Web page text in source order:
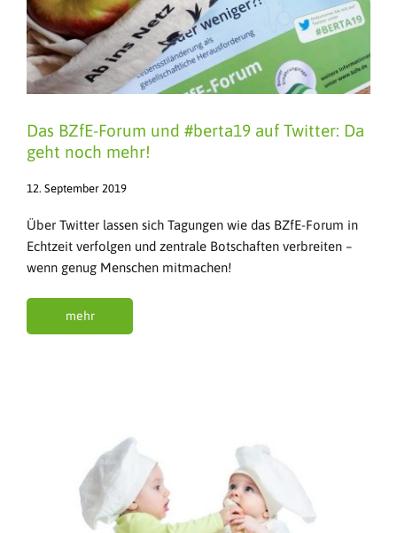
Das BZfE-Forum und #berta19 auf Twitter: Da
geht noch mehr!
12. September 2019
Über Twitter lassen sich Tagungen wie das BZfE-Forum in
Echtzeit verfolgen und zentrale Botschaften verbreiten –
wenn genug Menschen mitmachen!
mehr